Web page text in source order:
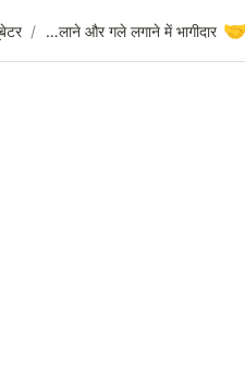
/
निवेशक और इनक्यूबेटर
/
Chainsafe